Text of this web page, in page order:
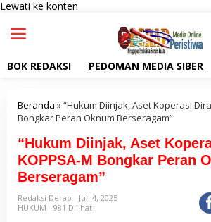
Lewati ke konten
BOK REDAKSI PEDOMAN MEDIA SIBER
Beranda »“Hukum Diinjak, Aset Koperasi
Bongkar Peran Oknum Berseragam”
“Hukum Diinjak, Aset
KOPPSA-M Bongkar Peran
Berseragam”
Redaksi Derap
Juli 4, 2025
HUKUM
981 Dilihat